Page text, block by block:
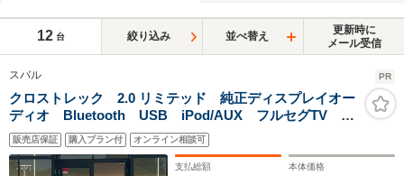
12 台 絞り込み 並べ替え
更新時に
メール受信
スバル PR
クロストレック 2.0 リミテッド 純正ディスプレイオー
ディオ Bluetooth USB iPod/AUX フルセグTV B
カメラ アラウンドビューモニター アイサイト
ACC ETC Dレコーダー 前席パワーシート&シートヒ
ーター
販売店保証 購入プラン付 オンライン相談可
支払総額 本体価格